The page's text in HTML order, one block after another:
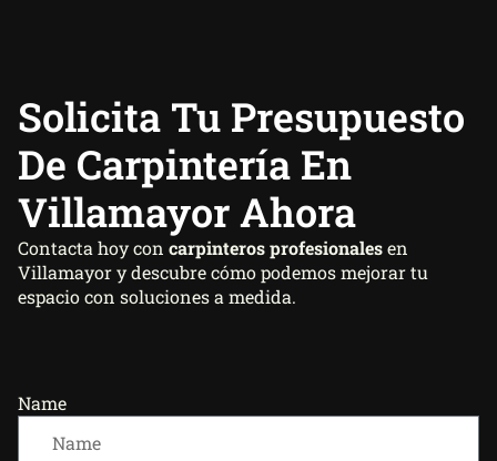
Solicita Tu Presupuesto
De Carpintería En
Villamayor Ahora
Contacta hoy con carpinteros profesionalesen
Villamayor y descubre cómo podemos mejorar tu
espacio con soluciones a medida.
Name